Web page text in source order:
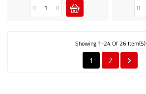
Showing 1-24 Of 26 Item(s)
1 2 